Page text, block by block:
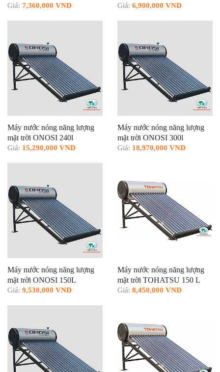
Giá: 7,360,000 VND Giá: 6,900,000 VND
Máy nước nóng năng lượng
mặt trời ONOSI 240l
Giá: 15,290,000 VND
Máy nước nóng năng lượng
mặt trời ONOSI 300l
Giá: 18,970,000 VND
Máy nước nóng năng lượng
mặt trời ONOSI 150L
Giá: 9,530,000 VND
Máy nước nóng năng lượng
mặt trời TOHATSU 150 L
Giá: 8,450,000 VND